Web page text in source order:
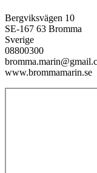
Bergviksvägen 10
SE-167 63 Bromma
Sverige
08800300
www.brommamarin.se